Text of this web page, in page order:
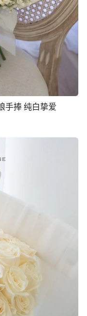
手捧 纯白挚爱